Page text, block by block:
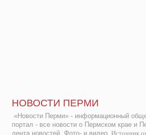
НОВОСТИ ПЕРМИ
«Новости Перми» - информационный
портал - все новости о Пермском крае и
лента новостей. Фото- и видео. Источник